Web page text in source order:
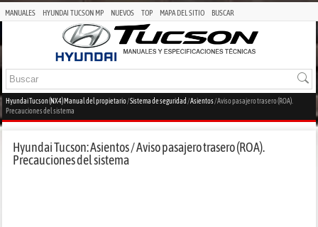
MANUALES HYUNDAI TUCSON MP NUEVOS TOP MAPA DEL SITIO BUSCAR
Hyundai Tucson (NX4) Manual del propietario/Sistema de seguridad /Asientos/ Aviso pasajero trasero (ROA).
Precauciones del sistema
Hyundai Tucson: Asientos / Aviso pasajero trasero (ROA).
Precauciones del sistema